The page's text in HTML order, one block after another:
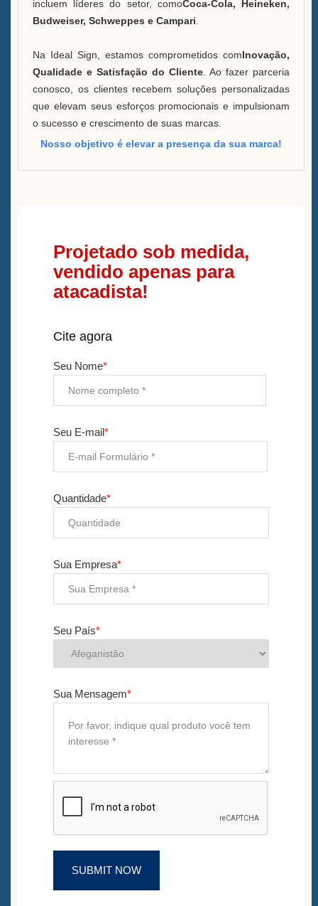
incluem líderes do setor, comoCoca-Cola, Heineken,
Budweiser, Schweppes e Campari
Na Ideal Sign, estamos comprometidos comInovação,
Qualidade e Satisfação do Cliente . Ao fazer parceria
conosco, os clientes recebem soluções personalizadas
que elevam seus esforços promocionais e impulsionam
o sucesso e crescimento de suas marcas.
Nosso objetivo é elevar a presença da sua marca!
Projetado sob medida,
vendido apenas para
atacadista!
Cite agora
Seu Nome*
Seu E-mail*
Quantidade*
Sua Empresa*
Seu País*
Sua Mensagem*